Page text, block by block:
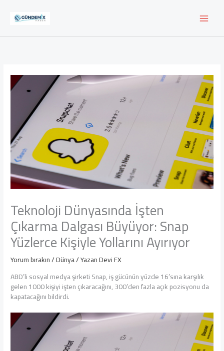
Teknoloji Dünyasında İşten
Çıkarma Dalgası Büyüyor: Snap
Yüzlerce Kişiyle Yollarını Ayırıyor
Yorum bırakın/Dünya/ YazanDevi FX
ABD’li sosyal medya şirketi Snap, iş gücünün yüzde 16’sına karşılık
gelen 1000 kişiyi işten çıkaracağını, 300’den fazla açık pozisyonu da
kapatacağını bildirdi.